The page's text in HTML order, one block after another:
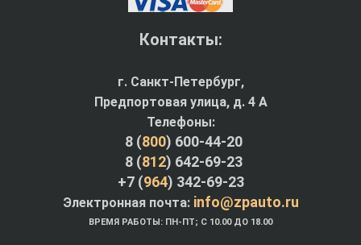
Контакты:
г. Санкт-Петербург,
Предпортовая улица, д. 4 A
Телефоны:
8 (800) 600-44-20
8 (812) 642-69-23
+7 (964) 342-69-23
Электронная почта: info@zpauto.ru
ВРЕМЯ РАБОТЫ: ПН-ПТ; С 10.00 ДО 18.00